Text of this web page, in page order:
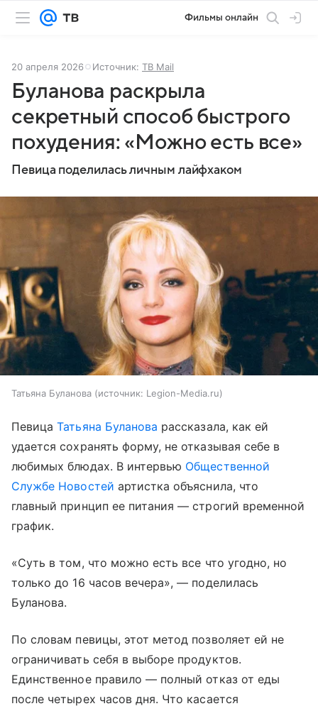
Фильмы онлайн
20 апреля 2026 Источник: ТВ Mail
Буланова раскрыла
секретный способ быстрого
похудения: «Можно есть все»
Певица поделилась личным лайфхаком
Татьяна Буланова источник: Legion-Media.ru
ПевицаТатьяна Буланова рассказала, как ей
удается сохранять форму, не отказывая себе в
любимых блюдах. В интервью Общественной
Службе Новостей артистка объяснила, что
главный принцип ее питания — строгий временной
график.
«Суть в том, что можно есть все что угодно, но
только до 16 часов вечера», — поделилась
Буланова.
По словам певицы, этот метод позволяет ей не
ограничивать себя в выборе продуктов.
Единственное правило — полный отказ от еды
после четырех часов дня. Что касается